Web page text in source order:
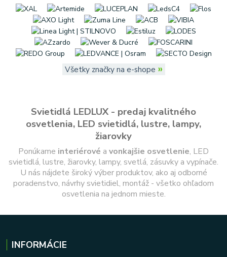
Všetky značky na e-shope »
Svietidlá LEDLUX - predaj kvalitného
osvetlenia, LED svietidlá, lustre, lampy,
žiarovky
Ponúkame interiérové a vonkajšie osvetlenie, LED
svietidlá, lustre, žiarovky, lampy, svetlá, zásuvky a vypínače.
U nás nájdete široký výber produktov, ako aj odborné
poradenstvo, návrhy svietidiel, montáž - všetko ohľadom
osvetlenia na jednom mieste.
INFORMÁCIE